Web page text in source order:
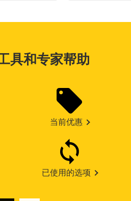
具和专家帮助
当前优惠
已使用的选项